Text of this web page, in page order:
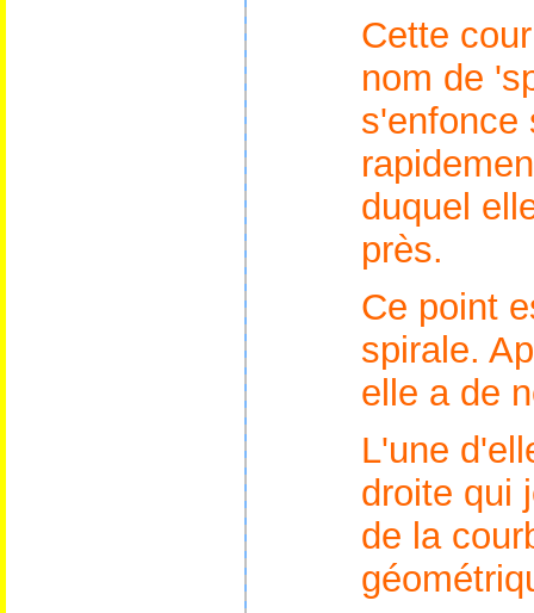
Cette
nom de
s'enfonce
duquel
près.
Ce point
spirale.
elle a de
L'une
droite qui
de la